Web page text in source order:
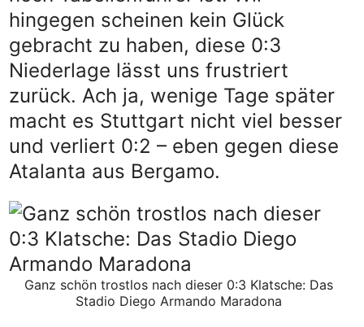
hingegen scheinen kein Glück
gebracht zu haben, diese 0:3
Niederlage lässt uns frustriert
zurück. Ach ja, wenige Tage später
macht es Stuttgart nicht viel besser
und verliert 0:2 – eben gegen diese
Atalanta aus Bergamo.
Ganz schön trostlos nach dieser 0:3 Klatsche: Das
Stadio Diego Armando Maradona